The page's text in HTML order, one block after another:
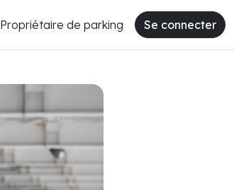
Propriétaire de parking Se connecter